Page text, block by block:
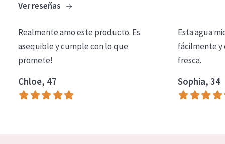
COLECCIÓN
Essentials
Lift+
Expert
TIPO DE PIEL
Ver reseñas
Realmente amo este producto. Es
asequible y cumple con lo que
promete!
Chloe, 47
Esta agua
fácilmente y
fresca.
Sophia, 34